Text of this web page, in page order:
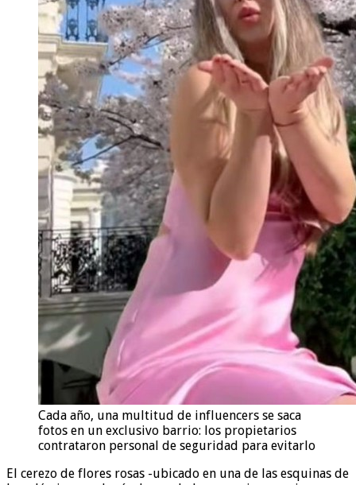
Cada año, una multitud de influencers se saca
fotos en un exclusivo barrio: los propietarios
contrataron personal de seguridad para evitarlo
El cerezo de flores rosas -ubicado en una de las esquinas de